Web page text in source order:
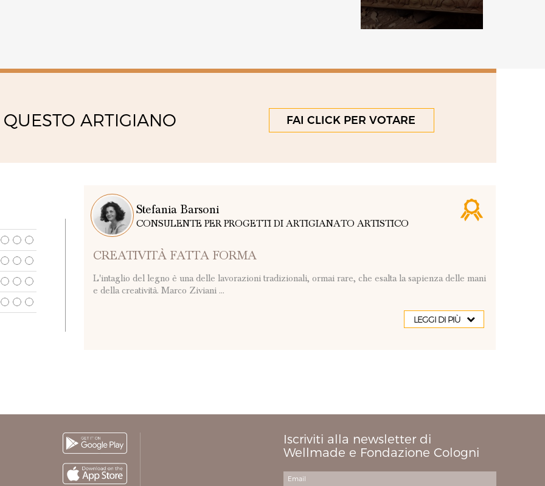
ARTIGIANO FAI CLICK PER VOTARE
Stefania Barsoni
CONSULENTE PER PROGETTI DI ARTIGIANATO ARTISTICO
CREATIVITÀ FATTA FORMA
L'intaglio del legno è una delle lavorazioni tradizionali, ormai rare, che esalta la sapienza delle mani
e della creatività. Marco Ziviani ...
LEGGI DI PIÙ
Iscriviti alla newsletter di
Wellmade e Fondazione Cologni